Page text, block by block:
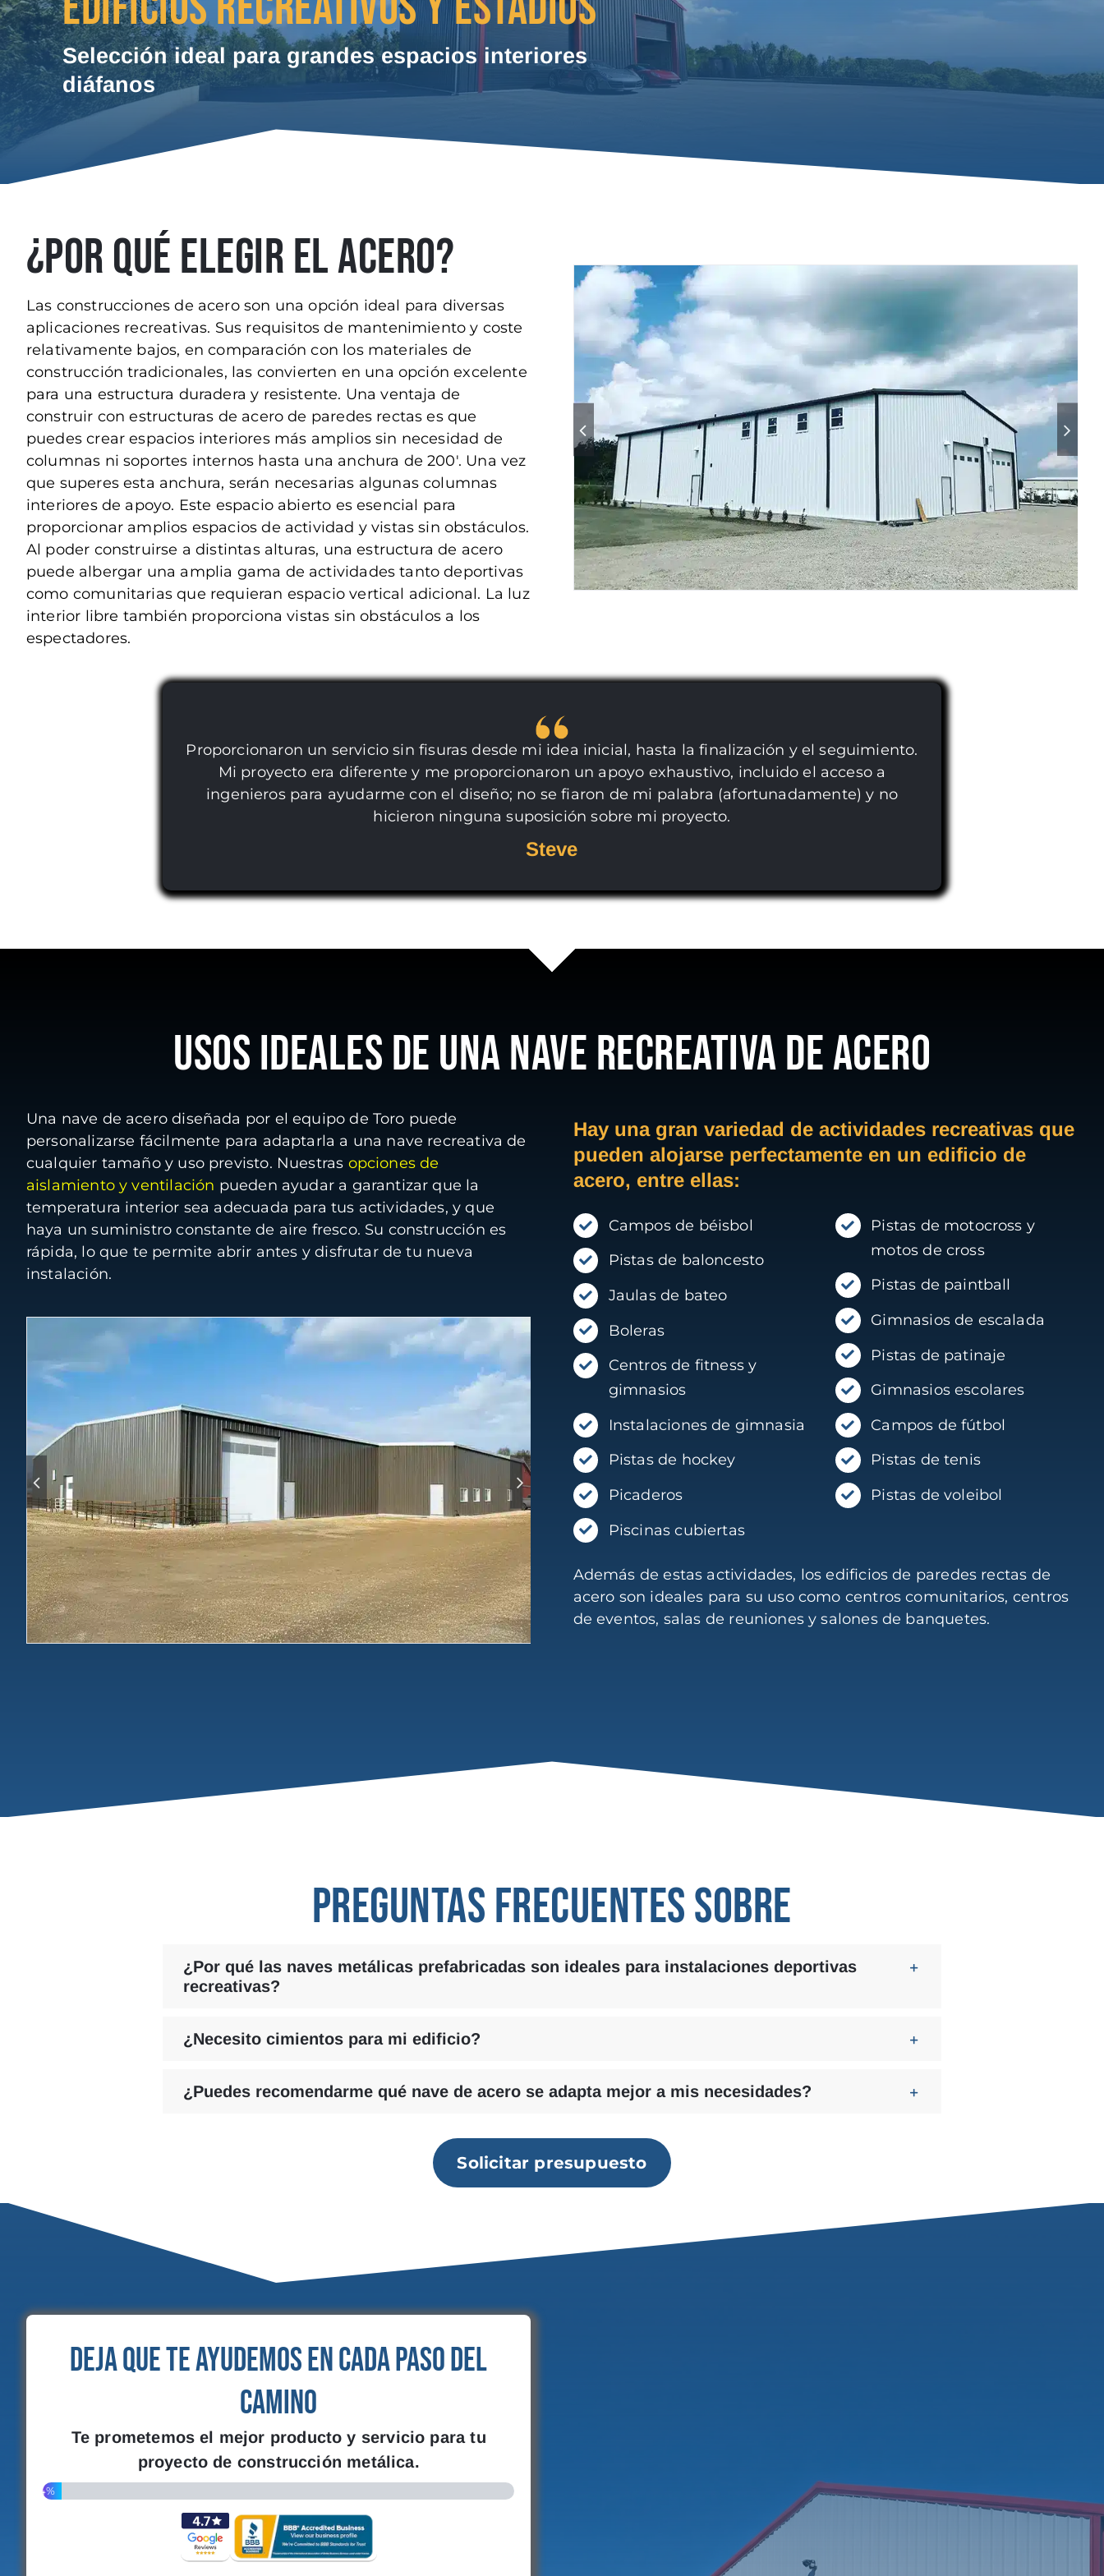
Selección ideal para grandes espacios interiores
diáfanos
¿POR QUÉ ELEGIR EL ACERO?
Las construcciones de acero son una opción ideal para diversas
aplicaciones recreativas. Sus requisitos de mantenimiento y coste
relativamente bajos, en comparación con los materiales de
construcción tradicionales, las convierten en una opción excelente
para una estructura duradera y resistente. Una ventaja de
construir con estructuras de acero de paredes rectas es que
puedes crear espacios interiores más amplios sin necesidad de
columnas ni soportes internos hasta una anchura de 200′. Una vez
que superes esta anchura, serán necesarias algunas columnas
interiores de apoyo. Este espacio abierto es esencial para
proporcionar amplios espacios de actividad y vistas sin obstáculos.
Al poder construirse a distintas alturas, una estructura de acero
puede albergar una amplia gama de actividades tanto deportivas
como comunitarias que requieran espacio vertical adicional. La luz
interior libre también proporciona vistas sin obstáculos a los
espectadores.
Proporcionaron un servicio sin fisuras desde mi idea inicial, hasta la finalización y el seguimiento.
Mi proyecto era diferente y me proporcionaron un apoyo exhaustivo, incluido el acceso a
ingenieros para ayudarme con el diseño; no se fiaron de mi palabra (afortunadamente) y no
hicieron ninguna suposición sobre mi proyecto.
Steve
USOS IDEALES DE UNA NAVE RECREATIVA DE ACERO
Una nave de acero diseñada por el equipo de Toro puede
personalizarse fácilmente para adaptarla a una nave recreativa de
cualquier tamaño y uso previsto. Nuestras opciones de
aislamiento y ventilación pueden ayudar a garantizar que la
temperatura interior sea adecuada para tus actividades, y que
haya un suministro constante de aire fresco. Su construcción es
rápida, lo que te permite abrir antes y disfrutar de tu nueva
instalación.
Hay una gran variedad de actividades recreativas que
pueden alojarse perfectamente en un edificio de
acero, entre ellas:
Campos de béisbol
Pistas de baloncesto
Jaulas de bateo
Boleras
Centros de fitness y
gimnasios
Instalaciones de gimnasia
Pistas de hockey
Picaderos
Piscinas cubiertas
Pistas de motocross y
motos de cross
Pistas de paintball
Gimnasios de escalada
Pistas de patinaje
Gimnasios escolares
Campos de fútbol
Pistas de tenis
Pistas de voleibol
Además de estas actividades, los edificios de paredes rectas de
acero son ideales para su uso como centros comunitarios, centros
de eventos, salas de reuniones y salones de banquetes.
PREGUNTAS FRECUENTES SOBRE
¿Por qué las naves metálicas prefabricadas son ideales para instalaciones deportivas
recreativas?
¿Necesito cimientos para mi edificio?
¿Puedes recomendarme qué nave de acero se adapta mejor a mis necesidades?
Solicitar presupuesto
Deja que te ayudemos en cada paso del
camino
Te prometemos el mejor producto y servicio para tu
proyecto de construcción metálica.
4%